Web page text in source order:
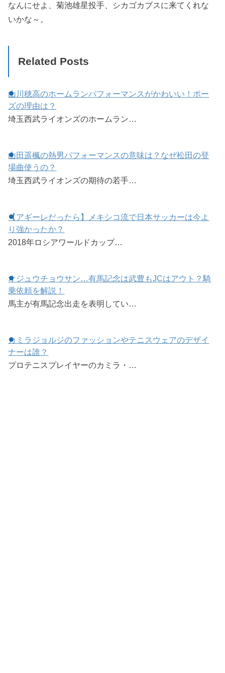
なんにせよ、菊池雄星投手、シカゴカブスに来てくれな
いかな～。
Related Posts
山川穂高のホームランパフォーマンスがかわいい！ポー
ズの理由は？
埼玉西武ライオンズのホームラン…
山田遥楓の熱男パフォーマンスの意味は？なぜ松田の登
場曲使うの？
埼玉西武ライオンズの期待の若手…
【アギーレだったら】メキシコ流で日本サッカーは今よ
り強かったか？
2018年ロシアワールドカップ…
オジュウチョウサン…有馬記念は武豊もJCはアウト？騎
乗依頼を解説！
馬主が有馬記念出走を表明してい…
カミラジョルジのファッションやテニスウェアのデザイ
ナーは誰？
プロテニスプレイヤーのカミラ・…